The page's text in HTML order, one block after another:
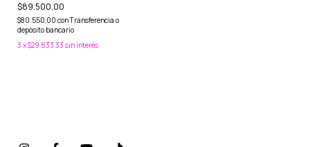
$89.500,00
$80.550,00 conTransferencia o
depósito bancario
3 x$29.833,33 sin interés